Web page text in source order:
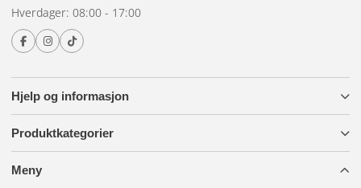
Størrelse (LxBxH):58x16x12,5 mm
Garanti:5 år
Hjelp og informasjon
Produktkategorier
Meny
Hverdager: 08:00 - 17:00